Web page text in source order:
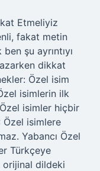
Etmeliyiz
fakat metin
şu ayrıntıyı
dikkat
Özel isim
isimlerin ilk
isimler hiçbir
Özel isimlere
Yabancı Özel
Türkçeye
orijinal dildeki